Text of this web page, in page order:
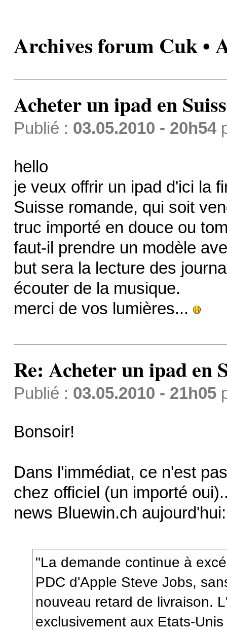
Archives forum Cuk •
Acheter un ipad en
Publié : 03.05.2010 - 20h54
hello
je veux offrir un ipad d'ici la
Suisse romande, qui soit
truc importé en douce ou
faut-il prendre un modèle
but sera la lecture des
écouter de la musique.
merci de vos lumières...
Re: Acheter un ipad en
Publié : 03.05.2010 - 21h05
Bonsoir!
Dans l'immédiat, ce n'est
chez officiel (un importé
news Bluewin.ch aujourd'hui:
"La demande continue à
PDC d'Apple Steve Jobs,
nouveau retard de livraison.
exclusivement aux Etats-